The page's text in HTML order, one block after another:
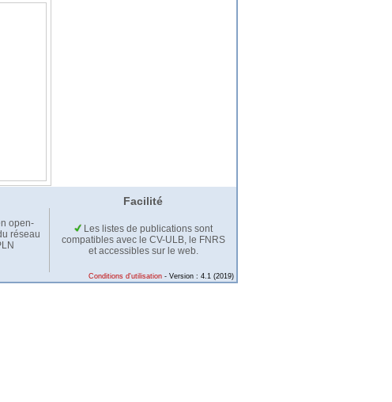
Facilité
open-
réseau
Les listes de publications sont
compatibles avec le CV-ULB, le FNRS
et accessibles sur le web.
Conditions d'utilisation - Version : 4.1 (2019)